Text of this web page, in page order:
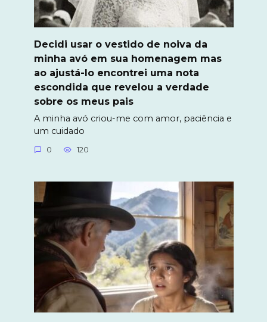
Decidi usar o vestido de noiva da
minha avó em sua homenagem mas
ao ajustá-lo encontrei uma nota
escondida que revelou a verdade
sobre os meus pais
A minha avó criou-me com amor, paciência e
um cuidado
0 120